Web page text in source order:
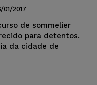
01/2017
de sommelier
para detentos.
da cidade de